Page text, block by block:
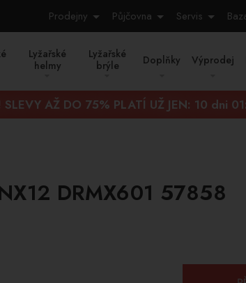
Prodejny Půjčovna Servis
Lyžařské
helmy
Lyžařské
brýle
Doplňky Výprodej
SLEVY AŽ DO 75% PLATÍ UŽ JEN: 10 dni
DRMX601 57858